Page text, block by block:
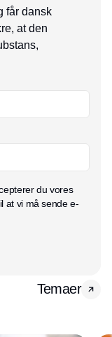
får dansk
at den
du vores
at vi må sende e-
Temaer